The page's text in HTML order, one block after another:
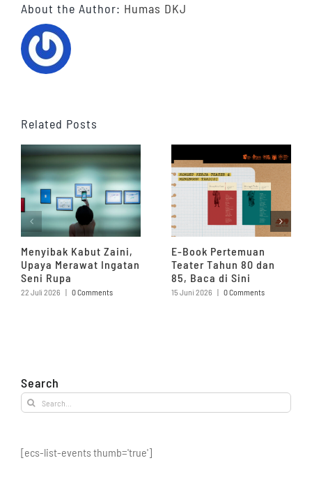
About the Author: Humas DKJ
Related Posts
Menyibak Kabut Zaini,
Upaya Merawat Ingatan
Seni Rupa
22 Juli 2026 | 0 Comments
E-Book Pertemuan
Teater Tahun 80 dan
85, Baca di Sini
15 Juni 2026 | 0 Comments
Search
Search
for:
[ecs-list-events thumb='true']